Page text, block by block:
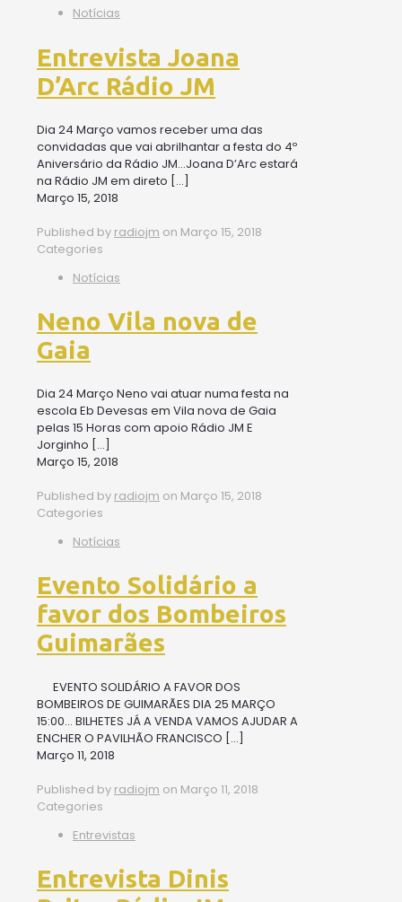
Notícias
Entrevista Joana
D’Arc Rádio JM
Dia 24 Março vamos receber uma das
convidadas que vai abrilhantar a festa do 4º
Aniversário da Rádio JM…Joana D’Arc estará
na Rádio JM em direto […]
Março 15, 2018
Published by radiojm on Março 15, 2018
Categories
Notícias
Neno Vila nova de
Gaia
Dia 24 Março Neno vai atuar numa festa na
escola Eb Devesas em Vila nova de Gaia
pelas 15 Horas com apoio Rádio JM E
Jorginho […]
Março 15, 2018
Published by radiojm on Março 15, 2018
Categories
Notícias
Evento Solidário a
favor dos Bombeiros
Guimarães
EVENTO SOLIDÁRIO A FAVOR DOS
BOMBEIROS DE GUIMARÃES DIA 25 MARÇO
15:00… BILHETES JÁ A VENDA VAMOS AJUDAR A
ENCHER O PAVILHÃO FRANCISCO […]
Março 11, 2018
Published by radiojm on Março 11, 2018
Categories
Entrevistas
Entrevista Dinis